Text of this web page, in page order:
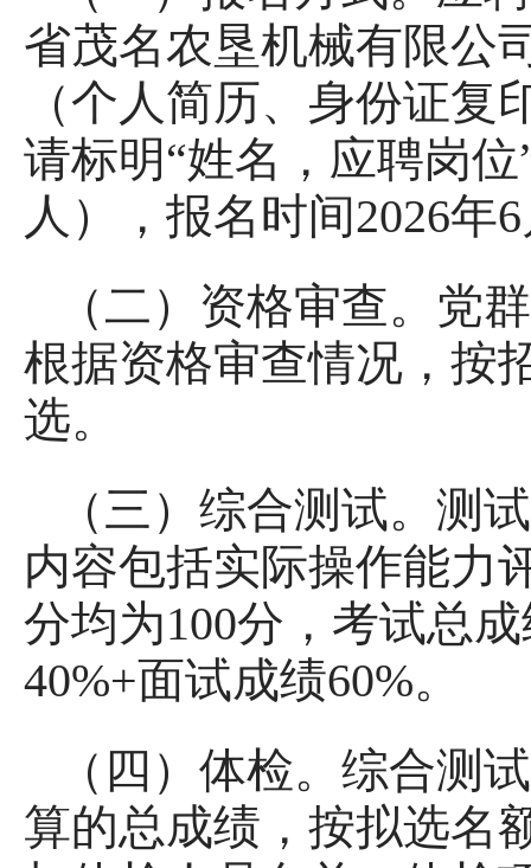
省茂名农垦机械有限公
（个人简历、身份证
请标明“姓名，应聘岗
人），报名时间2026年
（二）资格审查。党
根据资格审查情况，按
选。
（三）综合测试。测
内容包括实际操作能力
分均为100分，考试总
40%+面试成绩60%。
（四）体检。综合测
算的总成绩，按拟选名